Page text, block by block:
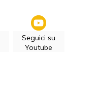
Seguici su
Youtube